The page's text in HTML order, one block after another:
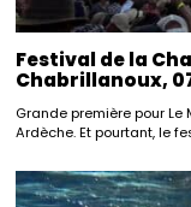
Festival de la
Chabrillanoux,
Grande première pour
Ardèche. Et pourtant, le